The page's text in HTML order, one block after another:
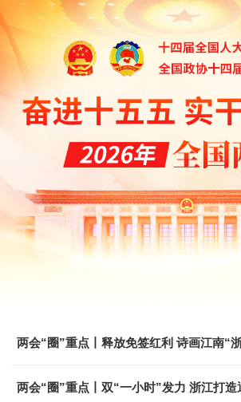
两会“圈”重点丨释放免签红利 诗画江南“
两会“圈”重点丨双“一小时”发力 浙江打